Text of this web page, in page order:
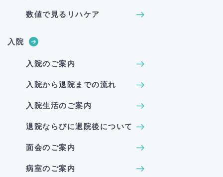
数値で見るリハケア
入院
入院のご案内
入院から退院までの流れ
入院生活のご案内
退院ならびに退院後について
面会のご案内
病室のご案内